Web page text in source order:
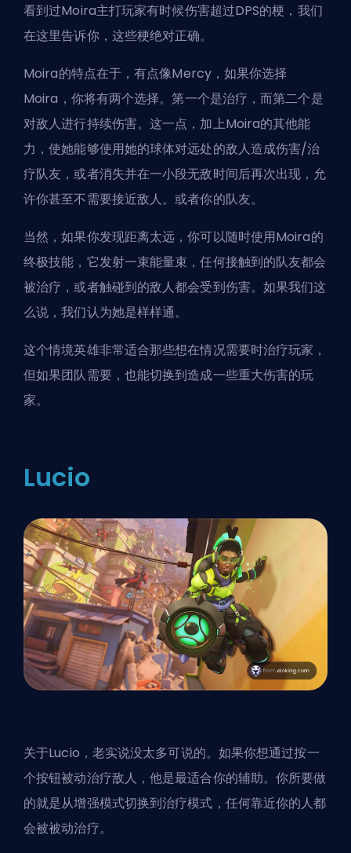
看到过Moira主打玩家有时候伤害超过DPS的梗，我们
在这里告诉你，这些梗绝对正确。
Moira的特点在于，有点像Mercy，如果你选择
Moira，你将有两个选择。第一个是治疗，而第二个是
对敌人进行持续伤害。这一点，加上Moira的其他能
力，使她能够使用她的球体对远处的敌人造成伤害/治
疗队友，或者消失并在一小段无敌时间后再次出现，允
许你甚至不需要接近敌人。或者你的队友。
当然，如果你发现距离太远，你可以随时使用Moira的
终极技能，它发射一束能量束，任何接触到的队友都会
被治疗，或者触碰到的敌人都会受到伤害。如果我们这
么说，我们认为她是样样通。
这个情境英雄非常适合那些想在情况需要时治疗玩家，
但如果团队需要，也能切换到造成一些重大伤害的玩
家。
Lucio
关于Lucio，老实说没太多可说的。如果你想通过按一
个按钮被动治疗敌人，他是最适合你的辅助。你所要做
的就是从增强模式切换到治疗模式，任何靠近你的人都
会被被动治疗。